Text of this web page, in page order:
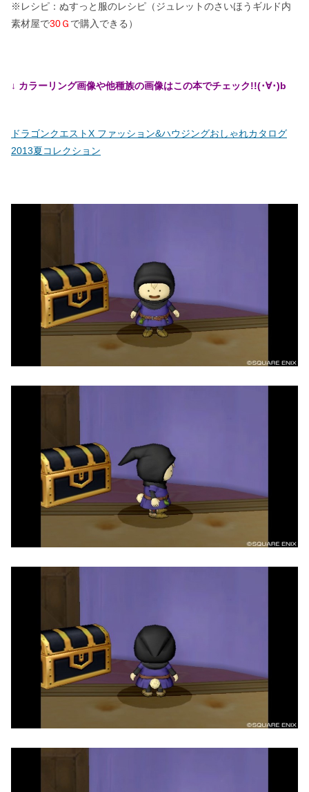
※レシピ：ぬすっと服のレシピ（ジュレットのさいほうギルド内
素材屋で30Ｇ で購入できる）
↓ カラーリング画像や他種族の画像はこの本でチェック!!(･∀･)b
ドラゴンクエストX ファッション&ハウジングおしゃれカタログ
2013夏コレクション